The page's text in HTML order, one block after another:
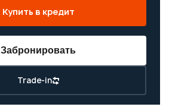
Купить в кредит
Trade-in
Забронировать